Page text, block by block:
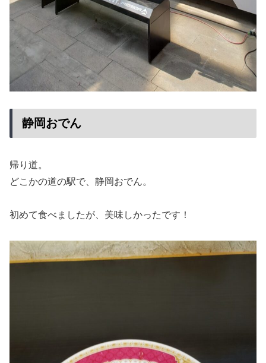
静岡おでん
帰り道。
どこかの道の駅で、静岡おでん。
初めて食べましたが、美味しかったです！